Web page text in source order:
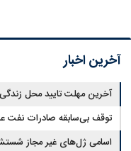
آخرین اخبار
آخرین مهلت تایید محل
توقف بی‌سابقه صادرات نفت
اسامی ژل‌های غیر مجاز